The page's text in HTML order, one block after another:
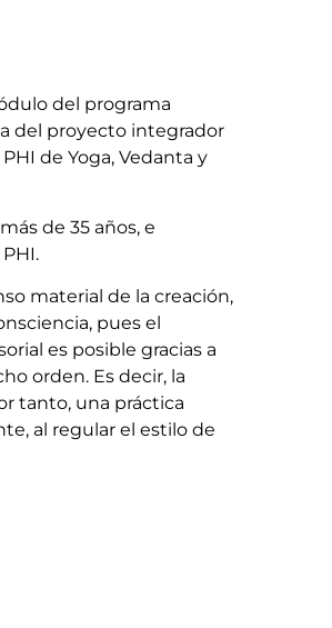
del programa
del proyecto integrador
de Yoga, Vedanta y
de 35 años, e
material de la creación,
pues el
es posible gracias a
orden. Es decir, la
tanto, una práctica
al regular el estilo de